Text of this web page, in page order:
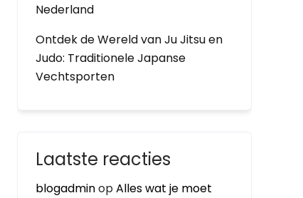
Nederland
Ontdek de Wereld van Ju Jitsu en
Judo: Traditionele Japanse
Vechtsporten
Laatste reacties
blogadminopAlles wat je moet